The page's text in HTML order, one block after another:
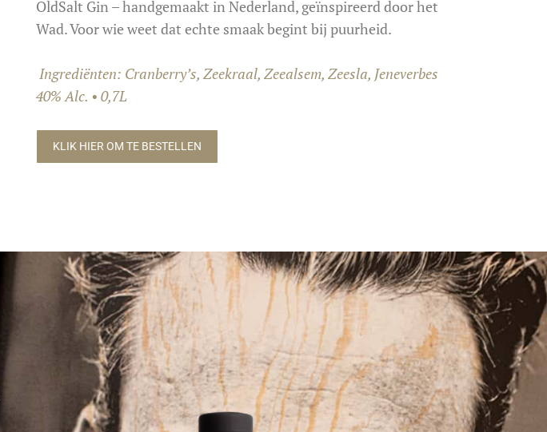
OldSalt Gin – handgemaakt in Nederland, geïnspireerd door het
Wad.Voor wie weet dat echte smaak begint bij puurheid.
Ingrediënten: Cranberry’s, Zeekraal, Zeealsem, Zeesla, Jeneverbes
40% Alc. • 0,7L
KLIK HIER OM TE BESTELLEN